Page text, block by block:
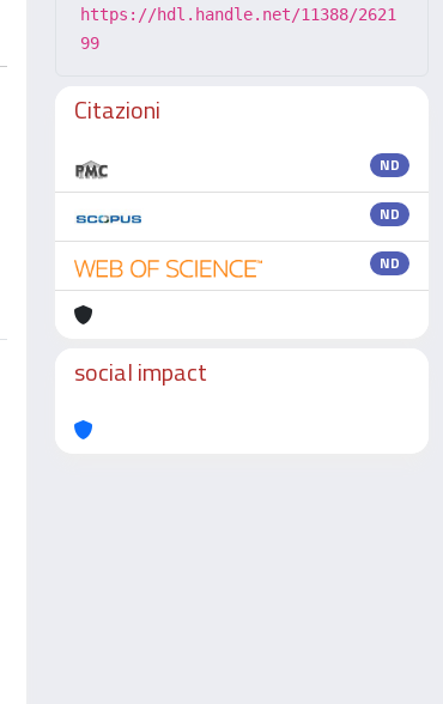
https://hdl.handle.net/11388/2621
99
Citazioni
ND
ND
ND
social impact